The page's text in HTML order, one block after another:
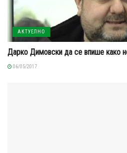
АКТУЕЛНО
Дарко Димовски да се впише како
06/05/2017